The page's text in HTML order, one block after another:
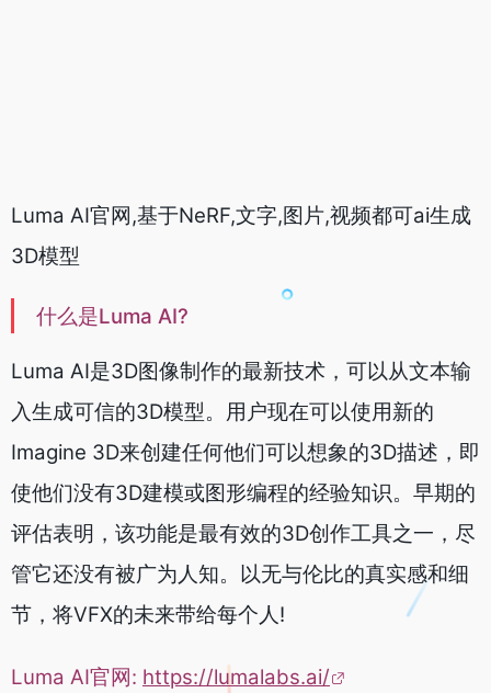
Luma AI官网,基于NeRF,文字,图片,视频都可ai生成
3D模型
什么是Luma AI?
Luma AI是3D图像制作的最新技术，可以从文本输
入生成可信的3D模型。用户现在可以使用新的
Imagine 3D来创建任何他们可以想象的3D描述，即
使他们没有3D建模或图形编程的经验知识。早期的
评估表明，该功能是最有效的3D创作工具之一，尽
管它还没有被广为人知。 以无与伦比的真实感和细
节，将VFX的未来带给每个人!
Luma AI官网: https://lumalabs.ai/